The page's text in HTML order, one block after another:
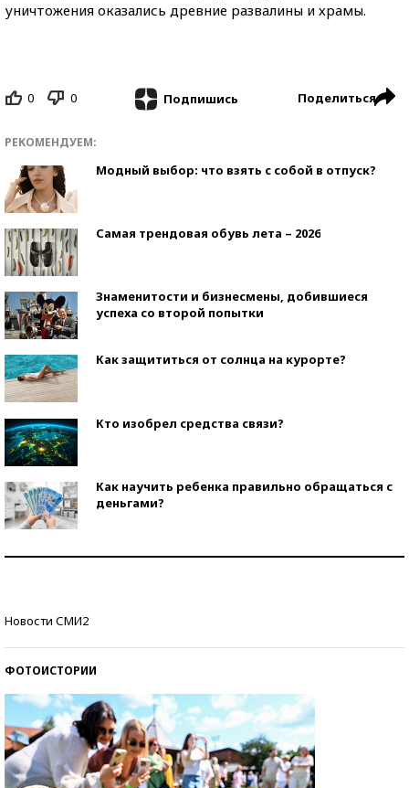
уничтожения оказались древние развалины и храмы.
0 0 Подпишись Поделиться
РЕКОМЕНДУЕМ:
Модный выбор: что взять с собой в отпуск?
Самая трендовая обувь лета – 2026
Знаменитости и бизнесмены, добившиеся
успеха со второй попытки
Как защититься от солнца на курорте?
Кто изобрел средства связи?
Как научить ребенка правильно обращаться с
деньгами?
Новости СМИ2
ФОТОИСТОРИИ